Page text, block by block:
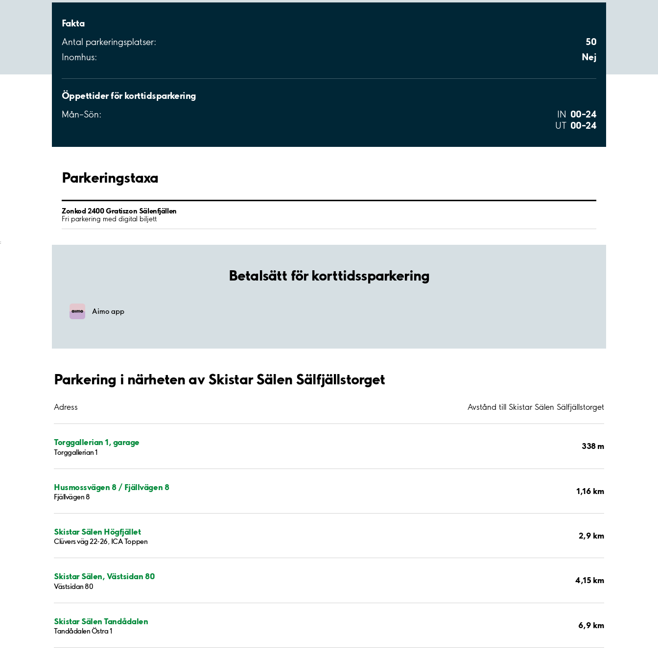
Fakta
Antal parkeringsplatser: 50
Inomhus: Nej
Öppettider för korttidsparkering
Mån–Sön: IN 00–24
UT 00–24
Parkeringstaxa
Zonkod 2400 Gratiszon Sälenfjällen
Fri parkering med digital biljett
;
Betalsätt för korttidssparkering
Aimo app
Parkering i närheten av Skistar Sälen Sälfjällstorget
Adress Avstånd till Skistar Sälen Sälfjällstorget
Torggallerian 1, garage
Torggallerian 1
338 m
Husmossvägen 8 / Fjällvägen 8
Fjällvägen 8
1,16 km
Skistar Sälen Högfjället
Clüvers väg 22-26, ICA Toppen
2,9 km
Skistar Sälen, Västsidan 80
Västsidan 80
4,15 km
Skistar Sälen Tandådalen
Tandådalen Östra 1
6,9 km